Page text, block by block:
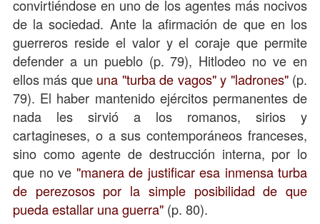
convirtiéndose en uno de los agentes más nocivos
de la sociedad. Ante la afirmación de que en los
guerreros reside el valor y el coraje que permite
defender a un pueblo (p. 79), Hitlodeo no ve en
ellos más queuna "turba de vagos" y "ladrones"(p.
79). El haber mantenido ejércitos permanentes de
nada les sirvió a los romanos, sirios y
cartagineses, o a sus contemporáneos franceses,
sino como agente de destrucción interna, por lo
que no ve "manera de justificar esa inmensa turba
de perezosos por la simple posibilidad de que
pueda estallar una guerra" (p. 80).